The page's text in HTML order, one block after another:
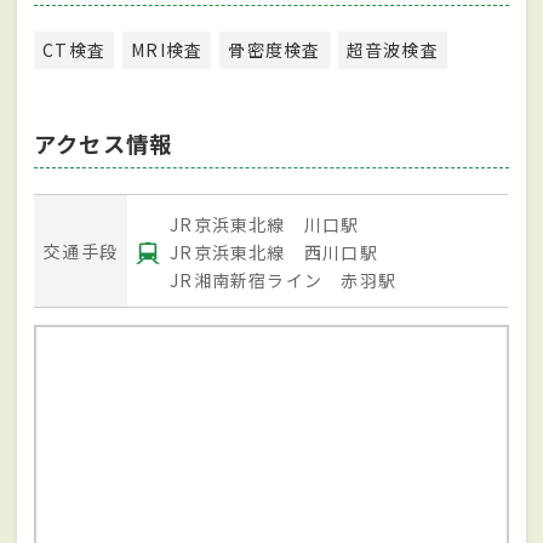
CT検査 MRI検査 骨密度検査 超音波検査
アクセス情報
交通手段
JR京浜東北線 川口駅
JR京浜東北線 西川口駅
JR湘南新宿ライン 赤羽駅